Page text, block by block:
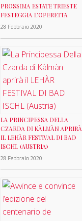
PROSSIMA ESTATE TRIESTE
FESTEGGIA L’OPERETTA
28 Febbraio 2020
LA PRINCIPESSA DELLA
CZARDA DI KÀLMÀN APRIRÀ
IL LEHÀR FESTIVAL DI BAD
ISCHL (AUSTRIA)
28 Febbraio 2020